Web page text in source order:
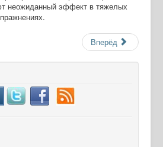
неожиданный эффект в тяжелых
Вперёд